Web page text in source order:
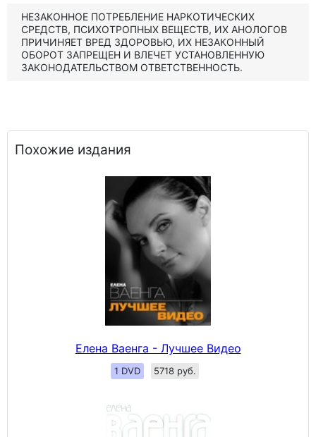
НЕЗАКОННОЕ ПОТРЕБЛЕНИЕ НАРКОТИЧЕСКИХ
СРЕДСТВ, ПСИХОТРОПНЫХ ВЕЩЕСТВ, ИХ АНОЛОГОВ
ПРИЧИНЯЕТ ВРЕД ЗДОРОВЬЮ, ИХ НЕЗАКОННЫЙ
ОБОРОТ ЗАПРЕЩЕН И ВЛЕЧЕТ УСТАНОВЛЕННУЮ
ЗАКОНОДАТЕЛЬСТВОМ ОТВЕТСТВЕННОСТЬ.
Похожие издания
Елена Ваенга - Лучшее Видео
1 DVD 5718 руб.